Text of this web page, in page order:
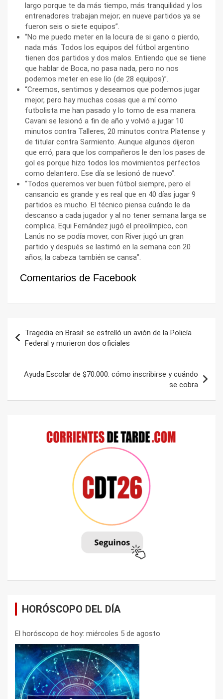
largo porque te da más tiempo, más tranquilidad y los
entrenadores trabajan mejor; en nueve partidos ya se
fueron seis o siete equipos”.
“No me puedo meter en la locura de si gano o pierdo,
nada más. Todos los equipos del fútbol argentino
tienen dos partidos y dos malos. Entiendo que se tiene
que hablar de Boca, no pasa nada, pero no nos
podemos meter en ese lío (de 28 equipos)”.
“Creemos, sentimos y deseamos que podemos jugar
mejor, pero hay muchas cosas que a mí como
futbolista me han pasado y lo tomo de esa manera.
Cavani se lesionó a fin de año y volvió a jugar 10
minutos contra Talleres, 20 minutos contra Platense y
de titular contra Sarmiento. Aunque algunos dijeron
que erró, para que los compañeros le den los pases de
gol es porque hizo todos los movimientos perfectos
como delantero. Ese día se lesionó de nuevo”.
“Todos queremos ver buen fútbol siempre, pero el
cansancio es grande y es real que en 40 días jugar 9
partidos es mucho. El técnico piensa cuándo le da
descanso a cada jugador y al no tener semana larga se
complica. Equi Fernández jugó el preolímpico, con
Lanús no se podía mover, con River jugó un gran
partido y después se lastimó en la semana con 20
años; la cabeza también se cansa”.
Comentarios de Facebook
de
entradas
Tragedia en Brasil: se estrelló un avión de la Policía
Federal y murieron dos oficiales
Ayuda Escolar de $70.000: cómo inscribirse y cuándo
se cobra
HORÓSCOPO DEL DÍA
El horóscopo de hoy: miércoles 5 de agosto